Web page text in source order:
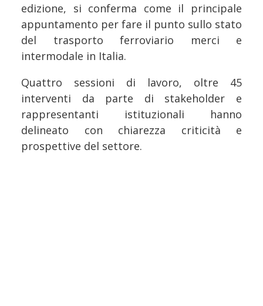
edizione, si conferma come il principale
appuntamento per fare il punto sullo stato
del trasporto ferroviario merci e
intermodale in Italia.
Quattro sessioni di lavoro, oltre 45
interventi da parte di stakeholder e
rappresentanti istituzionali hanno
delineato con chiarezza criticità e
prospettive del settore.